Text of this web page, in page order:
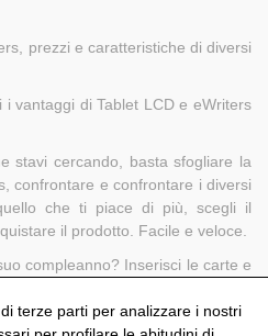
prezzi e caratteristiche di diversi
vantaggi di Tablet LCD e eWriters
stavi cercando, basta sfogliare la
confrontare e confrontare i diversi
che ti piace di più, scegli il
il prodotto. Facile e veloce.
compleanno? Inserisci le carte e
terze parti per analizzare i nostri